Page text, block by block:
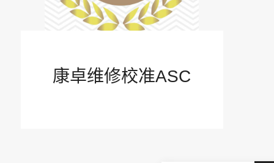
康卓维修校准ASC